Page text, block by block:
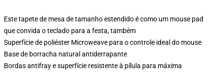
Este tapete de mesa de tamanho estendido é como um mouse pad
que convida o teclado para a festa, também
Superfície de poliéster Microweave para o controle ideal do mouse
Base de borracha natural antiderrapante
Bordas antifray e superfície resistente à pílula para máxima